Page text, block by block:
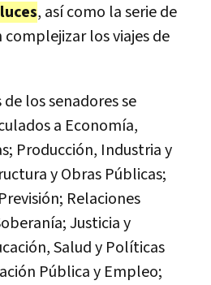
, así como la serie de
complejizar los viajes de
los senadores se
a Economía,
Producción, Industria y
y Obras Públicas;
Relaciones
Justicia y
Salud y Políticas
Pública y Empleo;